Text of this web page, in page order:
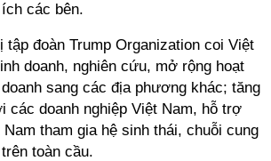
các bên.
tập đoàn Trump Organization coi Việt
doanh, nghiên cứu, mở rộng hoạt
sang các địa phương khác; tăng
các doanh nghiệp Việt Nam, hỗ trợ
Nam tham gia hệ sinh thái, chuỗi cung
toàn cầu.